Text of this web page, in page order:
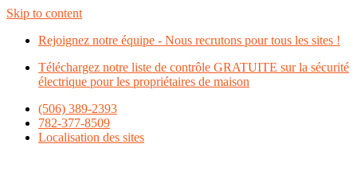
Skip to content
Rejoignez notre équipe - Nous recrutons pour tous les sites !
Téléchargez notre liste de contrôle GRATUITE sur la sécurité
électrique pour les propriétaires de maison
(506) 389-2393
782-377-8509
Localisation des sites